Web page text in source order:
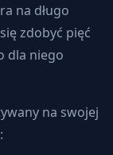
na długo
zdobyć pięć
dla niego
na swojej